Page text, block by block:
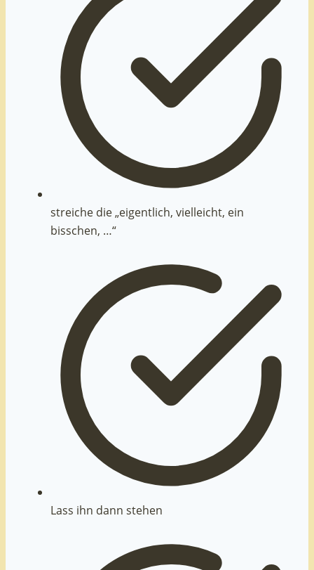
streiche die „eigentlich, vielleicht, ein
bisschen, …“
Lass ihn dann stehen